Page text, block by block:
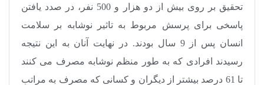
تحقیق بر روی بیش از دو هزار و 500 نفر، در صدد یافتن
پاسخی برای پرسش مربوط به تاثیر نوشابه بر سلامت
انسان پس از 9 سال بودند. در نهایت آنان به این نتیجه
رسیدند افرادی که به طور منظم نوشابه مصرف می‌ کنند
تا 61 درصد بیشتر از دیگران و کسانی که مصرف به مراتب